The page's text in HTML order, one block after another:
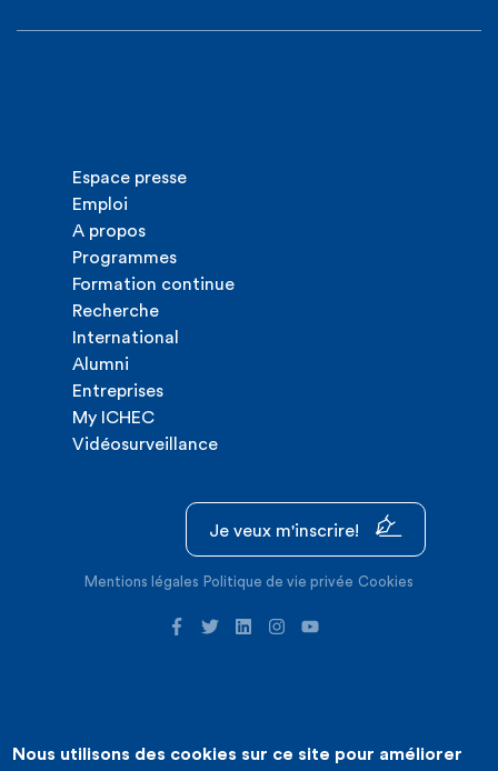
Espace presse
Emploi
A propos
Programmes
Formation continue
Recherche
International
Alumni
Entreprises
My ICHEC
Vidéosurveillance
Je veux m'inscrire!
Mentions légales Politique de vie privée Cookies
©2026 ICHEC |Création de site internet : Expansion
Nous utilisons des cookies sur ce site pour améliorer